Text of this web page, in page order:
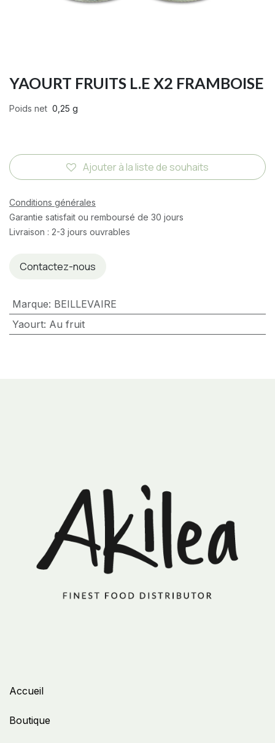
YAOURT FRUITS L.E X2 FRAMBOISE
Poids net 0,25 g
Ajouter à la liste de souhaits
Conditions générales
Garantie satisfait ou remboursé de 30 jours
Livraison : 2-3 jours ouvrables
Contactez-nous
Marque: BEILLEVAIRE
Yaourt: Au fruit
Accueil
Boutique